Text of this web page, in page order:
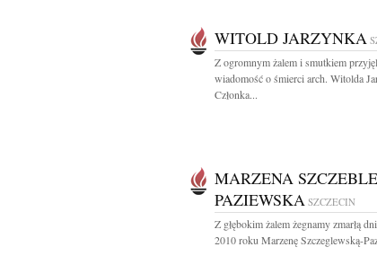
WITOLD JARZYNKA
Z ogromnym żalem i smutkiem
wiadomość o śmierci arch. Witolda
Członka...
MARZENA
PAZIEWSKA SZCZECIN
Z głębokim żalem żegnamy zmarłą
2010 roku Marzenę Szczeglewską-